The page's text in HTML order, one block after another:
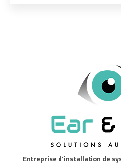
Entreprise d'installation de